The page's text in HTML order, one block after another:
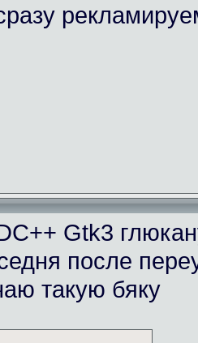
Gtk3
после
такую бяку